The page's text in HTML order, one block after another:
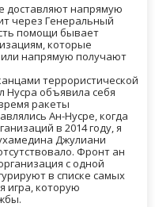
доставляют напрямую
через Генеральный
помощи бывает
которые
напрямую получают
террористической
Нусра объявила себя
ракеты
Ан-Нусре, когда
в 2014 году, я
Джулиани
Фронт ан
с одной
в списке самых
игра, которую